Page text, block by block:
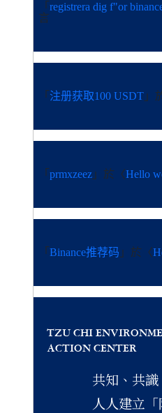
「 registrera dig f"or
言
「 注册获取100 USDT 」
「 prmxzeez 」於〈Hello
「 Binance推荐码 」於〈
TZU CHI
ACTION CENTER
共知、共識
人人建立「